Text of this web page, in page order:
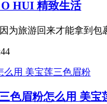
HUI 精致生活
为旅游回来才能拿到
色眉粉怎么用 美宝